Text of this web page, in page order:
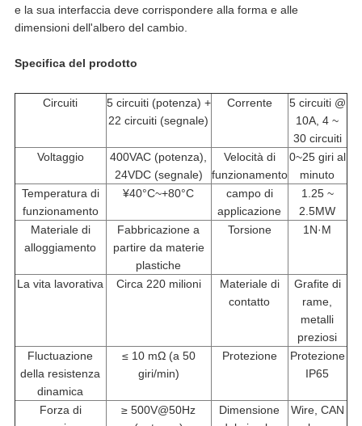
e la sua interfaccia deve corrispondere alla forma e alle
dimensioni dell'albero del cambio.
Specifica del prodotto
Circuiti
5 circuiti (potenza) +
22 circuiti (segnale)
Corrente
5 circuiti @
10A, 4 ~
30 circuiti
Voltaggio
400VAC (potenza),
24VDC (segnale)
Velocità di
funzionamento
0~25 giri al
minuto
Temperatura di
funzionamento
¥40°C~+80°C
campo di
applicazione
1.25 ~
2.5MW
Materiale di
alloggiamento
Fabbricazione a
partire da materie
plastiche
Torsione 1N·M
La vita lavorativa Circa 220 milioni
Materiale di
contatto
Grafite di
rame,
metalli
preziosi
Fluctuazione
della resistenza
dinamica
≤ 10 mΩ (a 50
giri/min)
Protezione
Protezione
IP65
Forza di
≥ 500V@50Hz
Dimensione
Wire, CAN